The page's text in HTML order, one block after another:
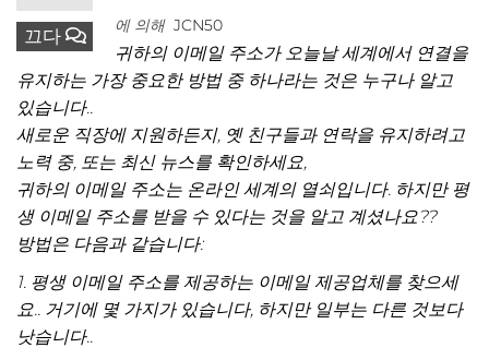
끄다 에 의해 JCN50
귀하의 이메일 주소가 오늘날 세계에서 연결을
유지하는 가장 중요한 방법 중 하나라는 것은 누구나 알고
있습니다..
새로운 직장에 지원하든지, 옛 친구들과 연락을 유지하려고
노력 중, 또는 최신 뉴스를 확인하세요,
귀하의 이메일 주소는 온라인 세계의 열쇠입니다. 하지만 평
생 이메일 주소를 받을 수 있다는 것을 알고 계셨나요??
방법은 다음과 같습니다:
1. 평생 이메일 주소를 제공하는 이메일 제공업체를 찾으세
요.. 거기에 몇 가지가 있습니다, 하지만 일부는 다른 것보다
낫습니다..